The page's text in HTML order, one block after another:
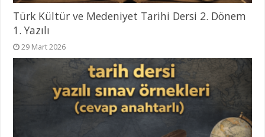
Türk Kültür ve Medeniyet Tarihi Dersi 2. Dönem
1. Yazılı
29 Mart 2026